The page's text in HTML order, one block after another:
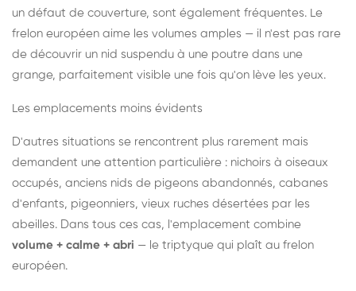
un défaut de couverture, sont également fréquentes. Le
frelon européen aime les volumes amples — il n'est pas rare
de découvrir un nid suspendu à une poutre dans une
grange, parfaitement visible une fois qu'on lève les yeux.
Les emplacements moins évidents
D'autres situations se rencontrent plus rarement mais
demandent une attention particulière : nichoirs à oiseaux
occupés, anciens nids de pigeons abandonnés, cabanes
d'enfants, pigeonniers, vieux ruches désertées par les
abeilles. Dans tous ces cas, l'emplacement combine
volume + calme + abri — le triptyque qui plaît au frelon
européen.